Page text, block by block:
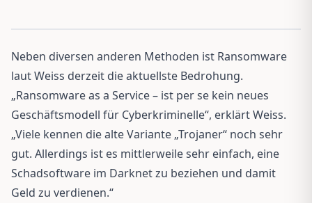
Neben diversen anderen Methoden ist Ransomware
laut Weiss derzeit die aktuellste Bedrohung.
„Ransomware as a Service – ist per se kein neues
Geschäftsmodell für Cyberkriminelle“, erklärt Weiss.
„Viele kennen die alte Variante „Trojaner“ noch sehr
gut. Allerdings ist es mittlerweile sehr einfach, eine
Schadsoftware im Darknet zu beziehen und damit
Geld zu verdienen.“